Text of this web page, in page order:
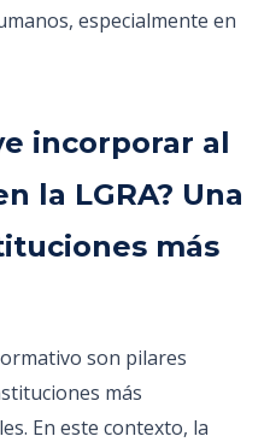
especialmente en
incorporar al
la LGRA? Una
más
son pilares
más
En este contexto, la